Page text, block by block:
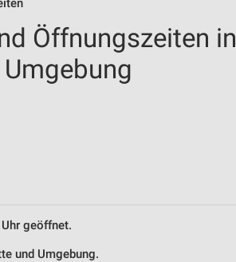
Öffnungszeiten in
geöffnet.
und Umgebung.